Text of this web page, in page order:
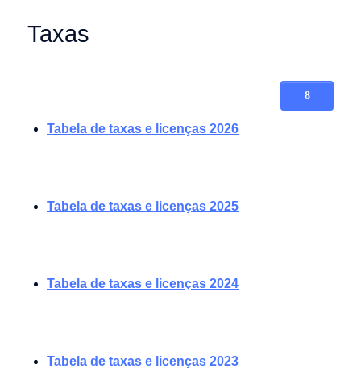
Taxas
Tabela de taxas e licenças 2026
Tabela de taxas e licenças 2025
Tabela de taxas e licenças 2024
Tabela de taxas e licenças 2023